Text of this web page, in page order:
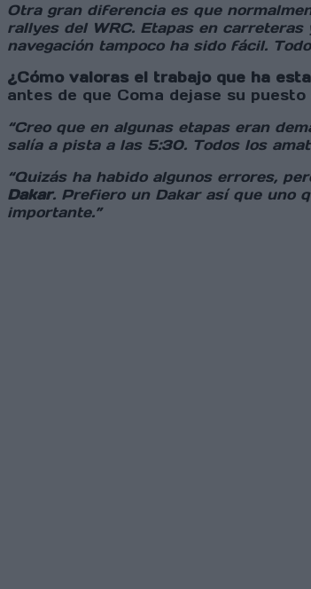
Otra gran diferencia es que
rallyes del WRC. Etapas en
navegación tampoco ha sido fácil.
¿Cómo valoras el trabajo que ha
antes de que Coma dejase su
“Creo que en algunas etapas eran
salía a pista a las 5:30. Todos los
“Quizás ha habido algunos errores,
Dakar. Prefiero un Dakar así que uno
importante.”